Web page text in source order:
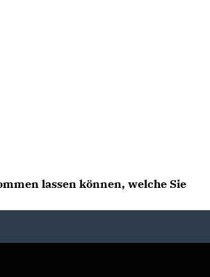
lassen können, welche Sie